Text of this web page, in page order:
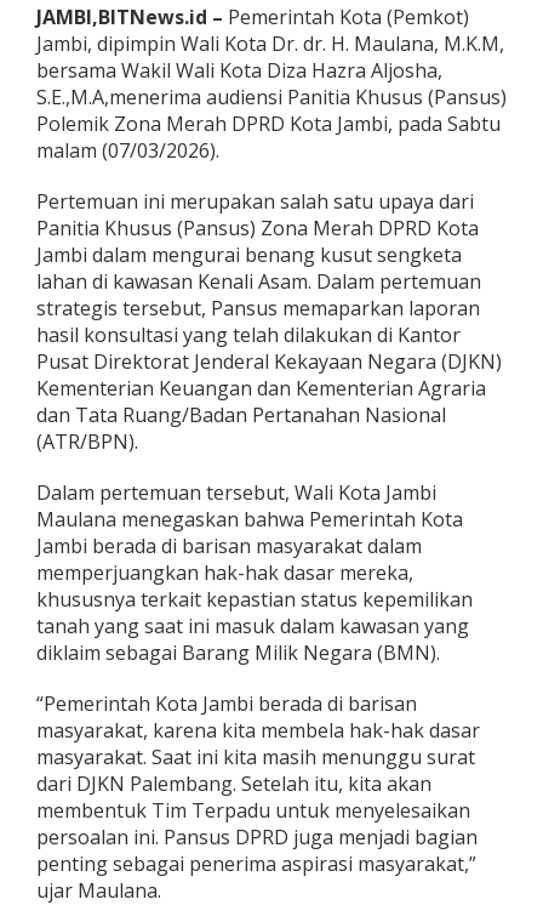
K
u
s
u
t
S
e
n
k
e
t
a
a
h
a
n
M
a
a
r
a
k
a
t
d
a
n
e
r
t
a
m
i
n
a
JAMBI,BITNews.id – Pemerintah Kota (Pemkot)
Jambi, dipimpin Wali Kota Dr. dr. H. Maulana, M.K.M,
bersama Wakil Wali Kota Diza Hazra Aljosha,
S.E.,M.A,menerima audiensi Panitia Khusus (Pansus)
Polemik Zona Merah DPRD Kota Jambi, pada Sabtu
malam (07/03/2026).
Pertemuan ini merupakan salah satu upaya dari
Panitia Khusus (Pansus) Zona Merah DPRD Kota
Jambi dalam mengurai benang kusut sengketa
lahan di kawasan Kenali Asam. Dalam pertemuan
strategis tersebut, Pansus memaparkan laporan
hasil konsultasi yang telah dilakukan di Kantor
Pusat Direktorat Jenderal Kekayaan Negara (DJKN)
Kementerian Keuangan dan Kementerian Agraria
dan Tata Ruang/Badan Pertanahan Nasional
(ATR/BPN).
Dalam pertemuan tersebut, Wali Kota Jambi
Maulana menegaskan bahwa Pemerintah Kota
Jambi berada di barisan masyarakat dalam
memperjuangkan hak-hak dasar mereka,
khususnya terkait kepastian status kepemilikan
tanah yang saat ini masuk dalam kawasan yang
diklaim sebagai Barang Milik Negara (BMN).
“Pemerintah Kota Jambi berada di barisan
masyarakat, karena kita membela hak-hak dasar
masyarakat. Saat ini kita masih menunggu surat
dari DJKN Palembang. Setelah itu, kita akan
membentuk Tim Terpadu untuk menyelesaikan
persoalan ini. Pansus DPRD juga menjadi bagian
penting sebagai penerima aspirasi masyarakat,”
ujar Maulana.